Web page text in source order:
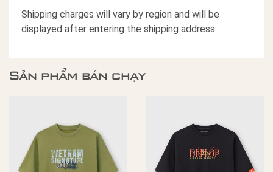
Shipping charges will vary by region and will be
displayed after entering the shipping address.
Sản phẩm bán chạy